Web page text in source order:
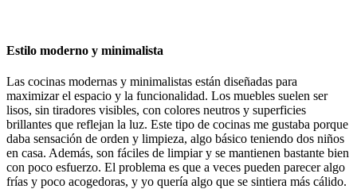
Estilo moderno y minimalista
Las cocinas modernas y minimalistas están diseñadas para
maximizar el espacio y la funcionalidad. Los muebles suelen ser
lisos, sin tiradores visibles, con colores neutros y superficies
brillantes que reflejan la luz. Este tipo de cocinas me gustaba porque
daba sensación de orden y limpieza, algo básico teniendo dos niños
en casa. Además, son fáciles de limpiar y se mantienen bastante bien
con poco esfuerzo. El problema es que a veces pueden parecer algo
frías y poco acogedoras, y yo quería algo que se sintiera más cálido.